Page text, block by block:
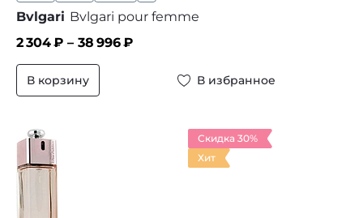
Bvlgari Bvlgari pour femme
2 304₽ – 38 996₽
В корзину В избранное
Скидка 30%
Хит